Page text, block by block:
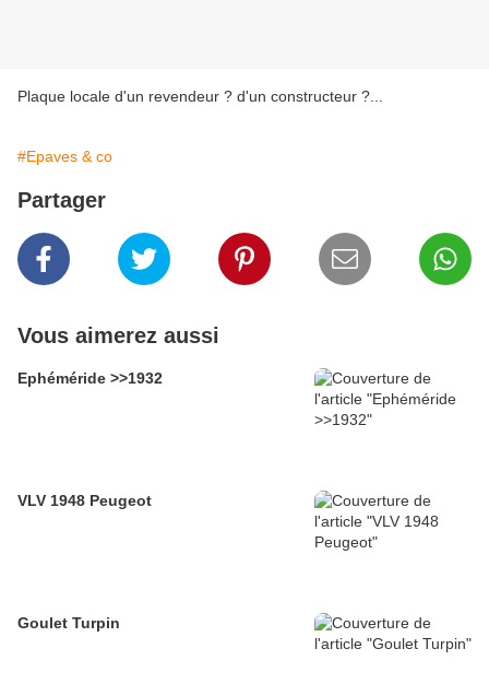
Plaque locale d'un revendeur ? d'un constructeur ?...
#Epaves & co
Partager
Vous aimerez aussi
Ephéméride >>1932
VLV 1948 Peugeot
Goulet Turpin